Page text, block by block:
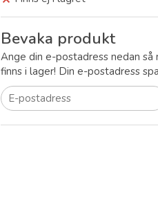
Bevaka produkt
Ange din e-postadress nedan
finns i lager! Din e-postadress